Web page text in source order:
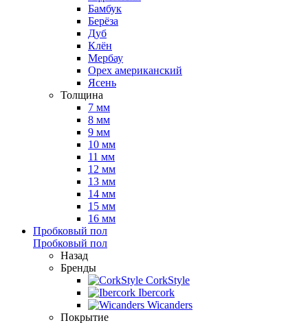
Бамбук
Берёза
Дуб
Клён
Мербау
Орех американский
Ясень
Толщина
7 мм
8 мм
9 мм
10 мм
11 мм
12 мм
13 мм
14 мм
15 мм
16 мм
Пробковый пол
Пробковый пол
Назад
Бренды
CorkStyle
Ibercork
Wicanders
Покрытие